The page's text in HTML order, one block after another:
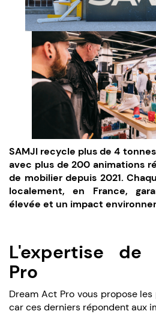
SAMJI recycle plus de 4
avec plus de 200 animations
de mobilier depuis 2021.
localement, en France,
élevée et un impact
L'expertise de
Pro
Dream Act Pro vous propose
car ces derniers répondent aux